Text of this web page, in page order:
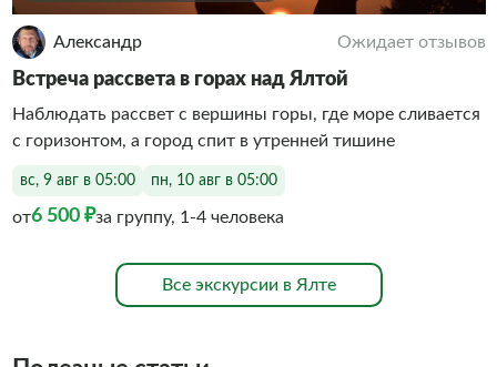
Александр Ожидает отзывов
Встреча рассвета в горах над Ялтой
Наблюдать рассвет с вершины горы, где море сливается
с горизонтом, а город спит в утренней тишине
вс, 9 авг в 05:00 пн, 10 авг в 05:00
от6 500 ₽за группу, 1-4 человека
Все экскурсии в Ялте